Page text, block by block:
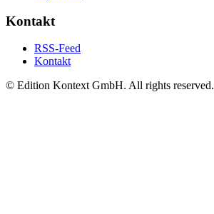
Kontakt
RSS-Feed
Kontakt
© Edition Kontext GmbH. All rights reserved.